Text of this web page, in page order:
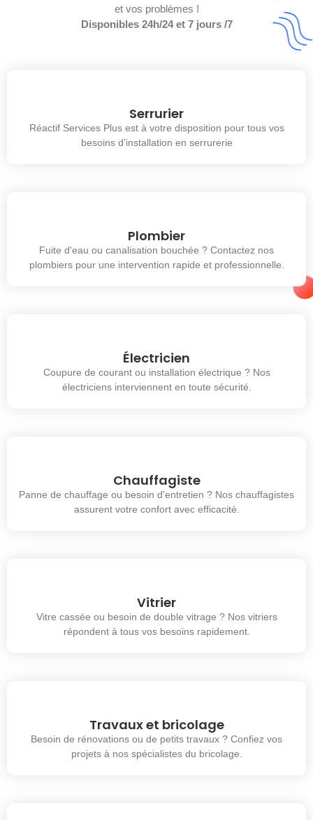
et vos problèmes !
Disponibles 24h/24 et 7 jours /7
Serrurier
Réactif Services Plus est à votre disposition pour tous vos
besoins d’installation en serrurerie
Plombier
Fuite d'eau ou canalisation bouchée ? Contactez nos
plombiers pour une intervention rapide et professionnelle.
Électricien
Coupure de courant ou installation électrique ? Nos
électriciens interviennent en toute sécurité.
Chauffagiste
Panne de chauffage ou besoin d'entretien ? Nos chauffagistes
assurent votre confort avec efficacité.
Vitrier
Vitre cassée ou besoin de double vitrage ? Nos vitriers
répondent à tous vos besoins rapidement.
Travaux et bricolage
Besoin de rénovations ou de petits travaux ? Confiez vos
projets à nos spécialistes du bricolage.